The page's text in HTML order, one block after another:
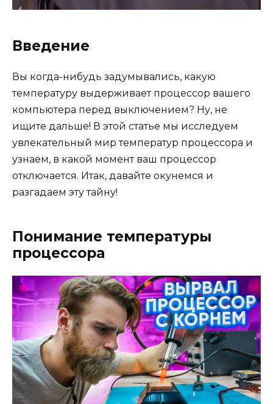
Введение
Вы когда-нибудь задумывались, какую
температуру выдерживает процессор вашего
компьютера перед выключением? Ну, не
ищите дальше! В этой статье мы исследуем
увлекательный мир температур процессора и
узнаем, в какой момент ваш процессор
отключается. Итак, давайте окунемся и
разгадаем эту тайну!
Понимание температуры
процессора